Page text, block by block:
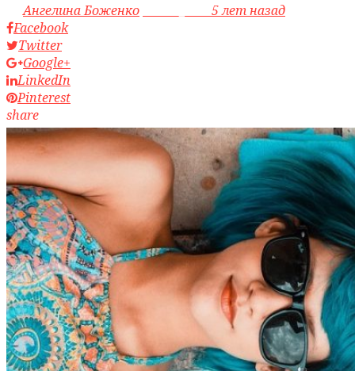
byАнгелина Боженко
5 лет назад
Facebook
Twitter
Google+
LinkedIn
Pinterest
share